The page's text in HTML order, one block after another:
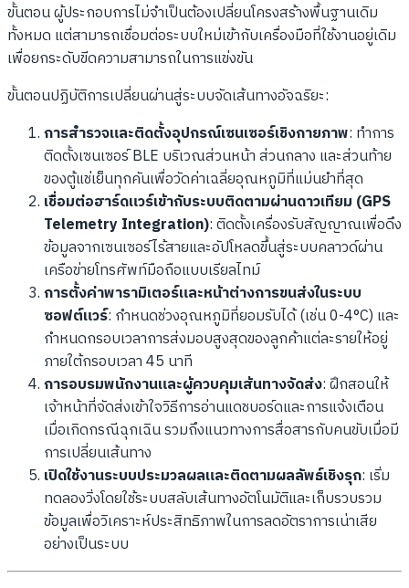
ขั้นตอน ผู้ประกอบการไม่จำเป็นต้องเปลี่ยนโครงสร้างพื้นฐานเดิม
ทั้งหมด แต่สามารถเชื่อมต่อระบบใหม่เข้ากับเครื่องมือที่ใช้งานอยู่เดิม
เพื่อยกระดับขีดความสามารถในการแข่งขัน
ขั้นตอนปฏิบัติการเปลี่ยนผ่านสู่ระบบจัดเส้นทางอัจฉริยะ:
การสำรวจและติดตั้งอุปกรณ์เซนเซอร์เชิงกายภาพ: ทำการ
ติดตั้งเซนเซอร์ BLE บริเวณส่วนหน้า ส่วนกลาง และส่วนท้าย
ของตู้แช่เย็นทุกคันเพื่อวัดค่าเฉลี่ยอุณหภูมิที่แม่นยำที่สุด
เชื่อมต่อฮาร์ดแวร์เข้ากับระบบติดตามผ่านดาวเทียม (GPS
Telemetry Integration): ติดตั้งเครื่องรับสัญญาณเพื่อดึง
ข้อมูลจากเซนเซอร์ไร้สายและอัปโหลดขึ้นสู่ระบบคลาวด์ผ่าน
เครือข่ายโทรศัพท์มือถือแบบเรียลไทม์
การตั้งค่าพารามิเตอร์และหน้าต่างการขนส่งในระบบ
ซอฟต์แวร์: กำหนดช่วงอุณหภูมิที่ยอมรับได้ (เช่น 0-4°C) และ
กำหนดกรอบเวลาการส่งมอบสูงสุดของลูกค้าแต่ละรายให้อยู่
ภายใต้กรอบเวลา 45 นาที
การอบรมพนักงานและผู้ควบคุมเส้นทางจัดส่ง: ฝึกสอนให้
เจ้าหน้าที่จัดส่งเข้าใจวิธีการอ่านแดชบอร์ดและการแจ้งเตือน
เมื่อเกิดกรณีฉุกเฉิน รวมถึงแนวทางการสื่อสารกับคนขับเมื่อมี
การเปลี่ยนเส้นทาง
เปิดใช้งานระบบประมวลผลและติดตามผลลัพธ์เชิงรุก: เริ่ม
ทดลองวิ่งโดยใช้ระบบสลับเส้นทางอัตโนมัติและเก็บรวบรวม
ข้อมูลเพื่อวิเคราะห์ประสิทธิภาพในการลดอัตราการเน่าเสีย
อย่างเป็นระบบ